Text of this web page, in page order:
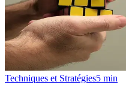
Techniques et Stratégies5 min